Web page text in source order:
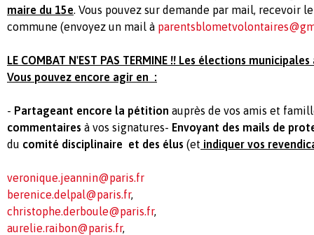
maire du 15e. Vous pouvez sur demande par mail, recevoir
commune (envoyez un mail à
LE COMBAT N'EST PAS TERMINE !! Les élections
Vous pouvez encore agir en :
- Partageant encore la pétition auprès de vos amis et
commentaires à vos signatures- Envoyant des mails de
du comité disciplinaire et des élus (et indiquer vos
veronique.jeannin@paris.fr
berenice.delpal@paris.fr,
christophe.derboule@paris.fr,
aurelie.raibon@paris.fr,